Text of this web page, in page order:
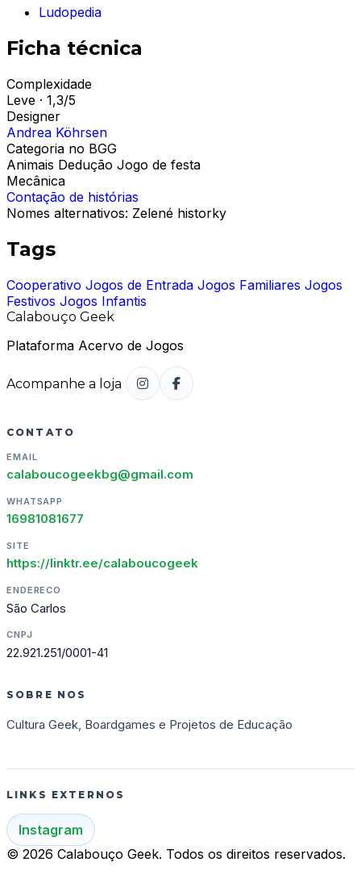
Ludopedia
Ficha técnica
Complexidade
Leve · 1,3/5
Designer
Andrea Köhrsen
Categoria no BGG
Animais Dedução Jogo de festa
Mecânica
Contação de histórias
Nomes alternativos: Zelené historky
Tags
Cooperativo Jogos de Entrada Jogos Familiares Jogos
Festivos Jogos Infantis
Calabouço Geek
Plataforma Acervo de Jogos
Acompanhe a loja
CONTATO
EMAIL
calaboucogeekbg@gmail.com
WHATSAPP
16981081677
SITE
https://linktr.ee/calaboucogeek
ENDERECO
São Carlos
CNPJ
22.921.251/0001-41
SOBRE NOS
Cultura Geek, Boardgames e Projetos de Educação
LINKS EXTERNOS
Instagram
© 2026 Calabouço Geek. Todos os direitos reservados.